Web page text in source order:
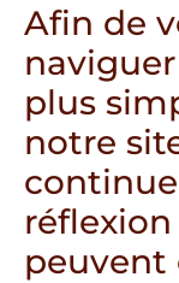
Afin de
plus
notre
peuvent